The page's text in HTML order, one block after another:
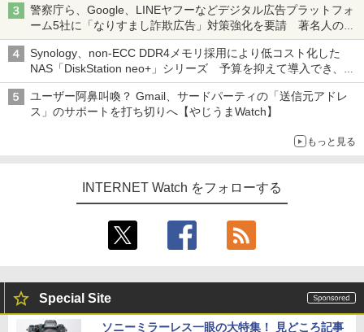
警察庁ら、Google、LINEヤフーなどデジタル広告プラットフォ
ーム5社に「なりすまし詐欺広告」対策強化を要請 著名人の写
真や映像を使った投資詐欺などへの対策として
Synology、non-ECC DDR4メモリ採用により低コスト化した
NAS「DiskStation neo+」シリーズ 予算を抑えて導入でき、
ECCメモリへのアップグレードも可能
ユーザー阿鼻叫喚？ Gmail、サードパーティの「送信元アドレ
ス」のサポートを打ち切りへ【やじうまWatch】
もっと見る
INTERNET Watch をフォローする
Special Site
ソニーミラーレス一眼の大特集！ 見どころ記事